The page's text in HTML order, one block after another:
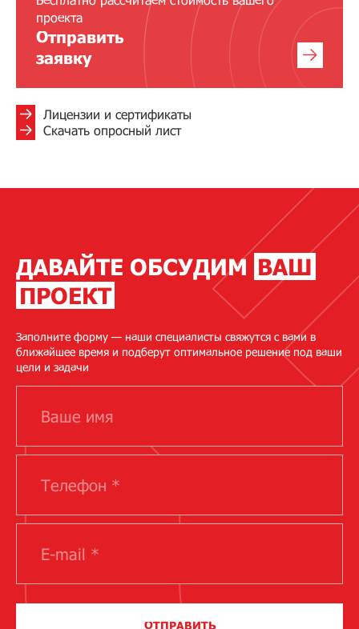
проекта
Отправить
заявку
Лицензии и сертификаты
Скачать опросный лист
ДАВАЙТЕ ОБСУДИМ ВАШ
ПРОЕКТ
Заполните форму — наши специалисты свяжутся с вами в
ближайшее время и подберут оптимальное решение под ваши
цели и задачи
ОТПРАВИТЬ